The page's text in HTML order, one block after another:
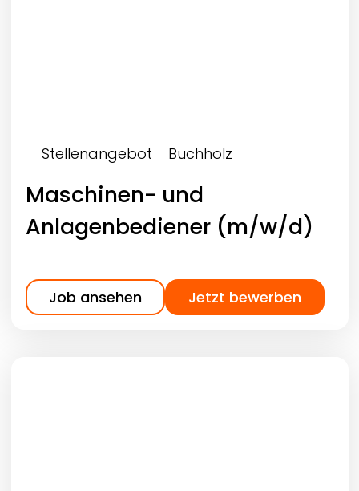
Stellenangebot Buchholz
Maschinen- und
Anlagenbediener (m/w/d)
Job ansehen Jetzt bewerben